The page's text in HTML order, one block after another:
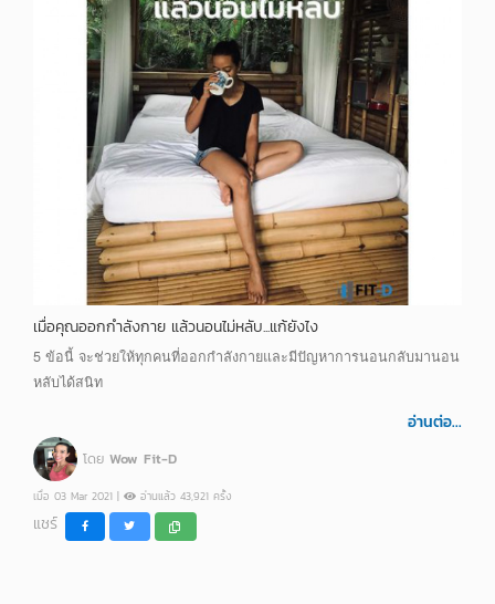
เมื่อคุณออกกำลังกาย แล้วนอนไม่หลับ...แก้ยังไง
5 ข้อนี้ จะช่วยให้ทุกคนที่ออกกำลังกายและมีปัญหาการนอนกลับมานอน
หลับได้สนิท
อ่านต่อ...
โดย Wow Fit-D
เมื่อ 03 Mar 2021 | อ่านแล้ว 43,921 ครั้ง
แชร์